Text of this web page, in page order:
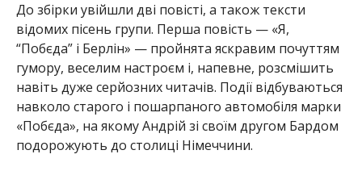
До збірки увійшли дві повісті, а також тексти
відомих пісень групи. Перша повість — «Я,
“Побєда” і Берлін» — пройнята яскравим почуттям
гумору, веселим настроєм і, напевне, розсмішить
навіть дуже серйозних читачів. Події відбуваються
навколо старого і пошарпаного автомобіля марки
«Побєда», на якому Андрій зі своїм другом Бардом
подорожують до столиці Німеччини.